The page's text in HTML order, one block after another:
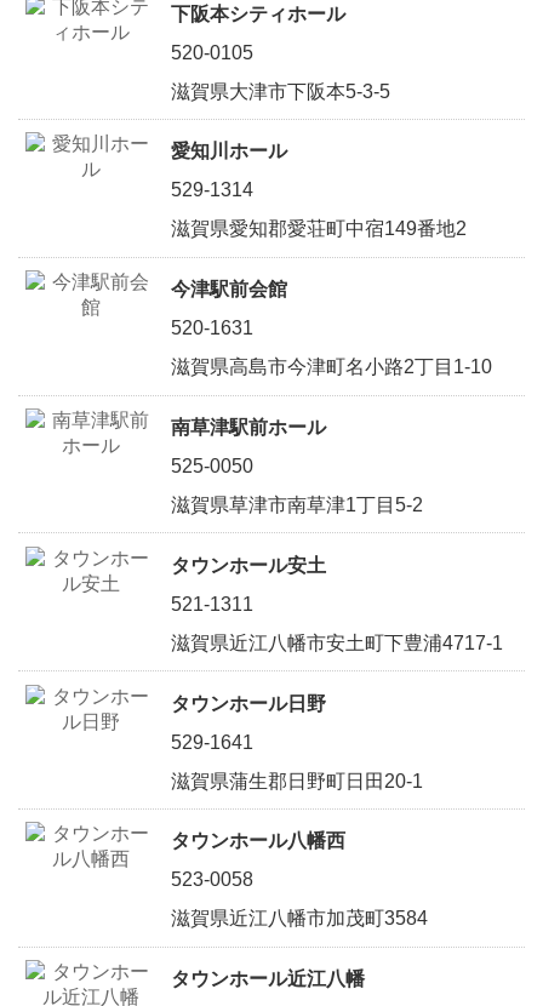
下阪本シティホール
520-0105
滋賀県大津市下阪本5-3-5
愛知川ホール
529-1314
滋賀県愛知郡愛荘町中宿149番地2
今津駅前会館
520-1631
滋賀県高島市今津町名小路2丁目1-10
南草津駅前ホール
525-0050
滋賀県草津市南草津1丁目5-2
タウンホール安土
521-1311
滋賀県近江八幡市安土町下豊浦4717-1
タウンホール日野
529-1641
滋賀県蒲生郡日野町日田20-1
タウンホール八幡西
523-0058
滋賀県近江八幡市加茂町3584
タウンホール近江八幡